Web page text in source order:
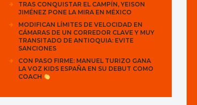
TRAS CONQUISTAR EL CAMPÍN, YEISON
JIMÉNEZ PONE LA MIRA EN MÉXICO
MODIFICAN LÍMITES DE VELOCIDAD EN
CÁMARAS DE UN CORREDOR CLAVE Y MUY
TRANSITADO DE ANTIOQUIA: EVITE
SANCIONES
CON PASO FIRME: MANUEL TURIZO GANA
LA VOZ KIDS ESPAÑA EN SU DEBUT COMO
COACH